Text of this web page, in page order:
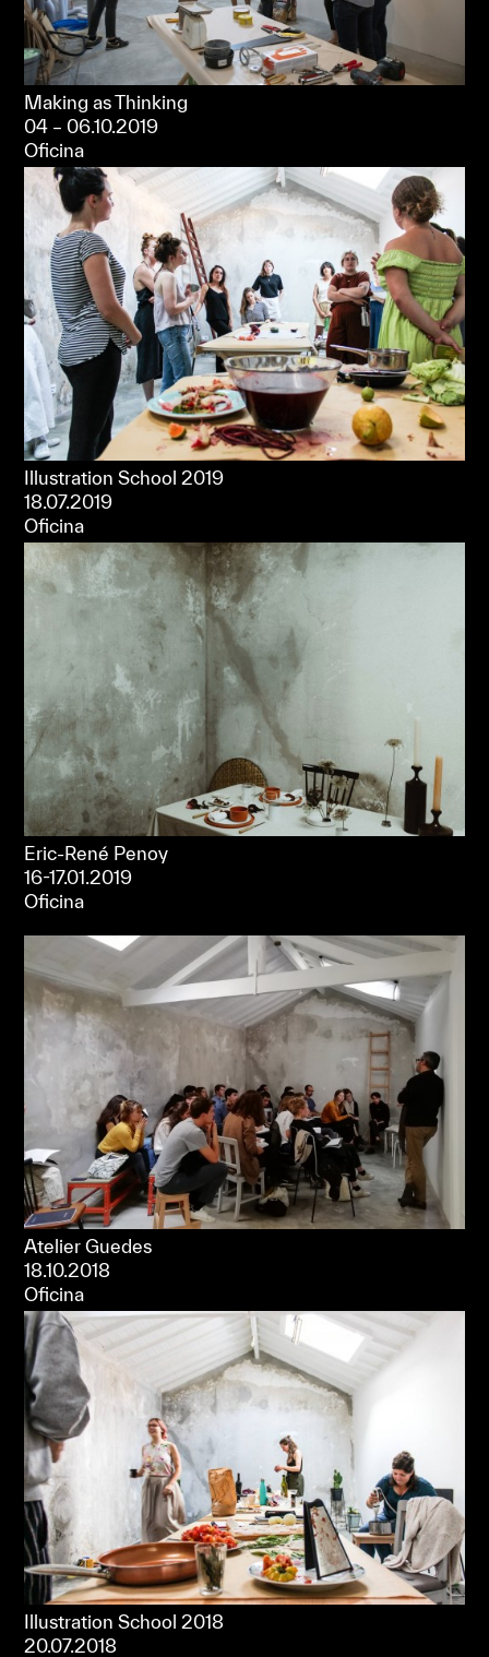
Making as Thinking
04 – 06.10.2019
Oficina
Illustration School 2019
18.07.2019
Oficina
Eric-René Penoy
16-17.01.2019
Oficina
Atelier Guedes
18.10.2018
Oficina
Illustration School 2018
20.07.2018